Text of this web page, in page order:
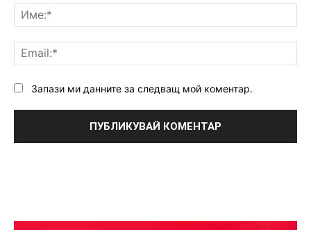
Запази ми данните за следващ мой коментар.